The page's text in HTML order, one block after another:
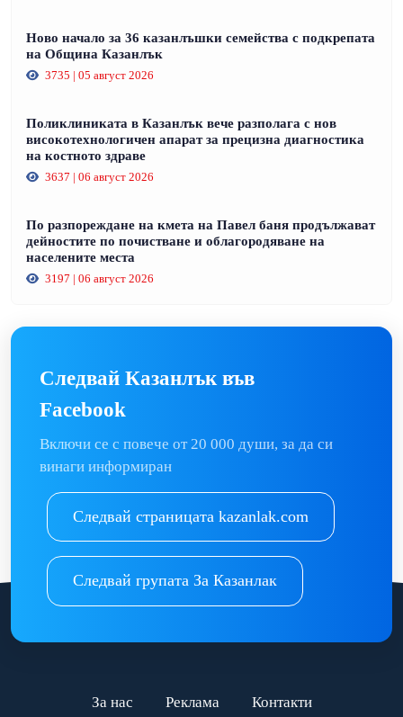
Ново начало за 36 казанлъшки семейства с подкрепата
на Община Казанлък
3735 | 05 август 2026
Поликлиниката в Казанлък вече разполага с нов
високотехнологичен апарат за прецизна диагностика
на костното здраве
3637 | 06 август 2026
По разпореждане на кмета на Павел баня продължават
дейностите по почистване и облагородяване на
населените места
3197 | 06 август 2026
Следвай Казанлък във
Facebook
Включи се с повече от 20 000 души, за да си
винаги информиран
Следвай страницата kazanlak.com
Следвай групата За Казанлак
За нас Реклама Контакти